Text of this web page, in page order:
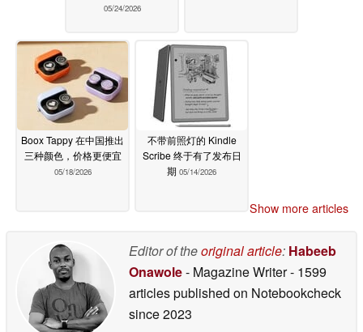
05/24/2026
Boox Tappy 在中国推出
三种颜色，价格更便宜
05/18/2026
不带前照灯的 Kindle
Scribe 终于有了发布日
期 05/14/2026
Show more articles
Editor of theoriginal article: Habeeb
Onawole- Magazine Writer- 1599
articles published on Notebookcheck
since 2023